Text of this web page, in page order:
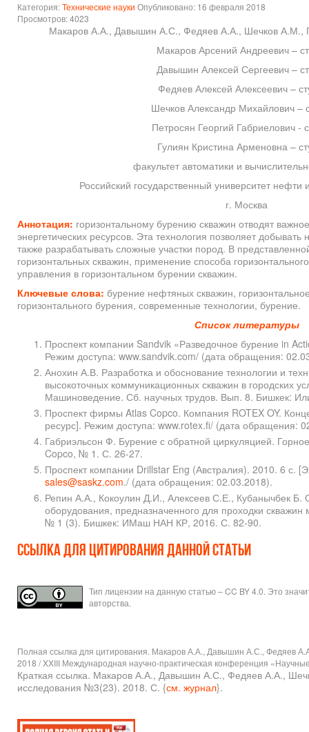
Категория:Технические науки Опубликовано: 16 февраля 2018
Просмотров: 4023
Макаров А.А., Давышин А.С., Федяев А.А., Шечков А.М.,
Макаров Арсений Андреевич –
Давышин Алексей Сергеевич –
Федяев Алексей Алексеевич –
Шечков Александр Михайлович –
Петросян Георгий Габриелович -
Гулиян Кристина Арменовна –
факультет автоматики и
Российский государственный университет
г. Москва
Аннотация: горизонтальному бурению скважин отводят
энергетических ресурсов. Эта технология позволяет
также разрабатывать сложные участки пород. В
горизонтальных скважин, применение способа
управления в горизонтальном бурении скважин.
Ключевые слова: бурение нефтяных скважин,
горизонтального бурения, современные технологии, бурение.
Список литературы
Проспект компании Sandvik «Разведочное бурение in
Режим доступа: www.sandvik.com/ (дата обращения:
Анохин А.В. Разработка и обоснование технологии и
высокоточных коммуникационных скважин в городских
Машинове­дение. Сб. научных трудов. Вып. 8. Бишкек:
Проспект фирмы Atlas Copco. Компания ROTEX OY.
ресурс]. Режим доступа: www.rotex.fi/ (дата обращения:
Габриэльсон Ф. Бурение с обратной циркуляцией.
Copco, № 1. С. 26-27.
Проспект компании Drillstar Eng (Австралия). 2010. 6 с.
sales@saskz.com./ (дата обращения: 02.03.2018).
Репин А.А., Кокоулин Д.И., Алексеев С.Е., Кубанычбек Б.
оборудования, предназначенного для проходки
№ 1 (3). Бишкек: ИМаш НАН КР, 2016. С. 82-90.
Ссылка для цитирования данной статьи
Тип лицензии на данную статью – CC BY 4.0. Это
авторства.
Полная ссылка для цитирования. Макаров А.А., Давышин А.С.,
2018 / XXIII Международная научно-практическая конференция
Краткая ссылка. Макаров А.А., Давышин А.С., Федяев А.А.,
исследования №3(23). 2018. С. {см. журнал}.